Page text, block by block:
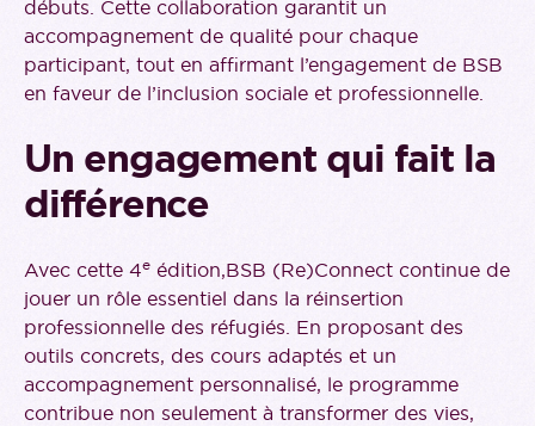
débuts. Cette collaboration garantit un
accompagnement de qualité pour chaque
participant, tout en affirmant l’engagement de BSB
en faveur de l’inclusion sociale et professionnelle.
Un engagement qui fait la
différence
Avec cette 4e édition,BSB (Re)Connect continue de
jouer un rôle essentiel dans la réinsertion
professionnelle des réfugiés. En proposant des
outils concrets, des cours adaptés et un
accompagnement personnalisé, le programme
contribue non seulement à transformer des vies,